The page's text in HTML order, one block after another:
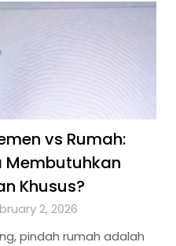
vs Rumah:
Membutuhkan
Khusus?
2, 2026
pindah rumah adalah